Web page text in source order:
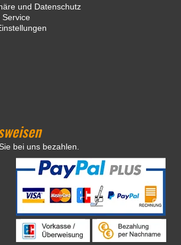
und Datenschutz
Service
bei uns bezahlen.